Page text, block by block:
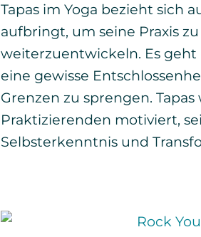
Tapas im Yoga bezieht sich
aufbringt, um seine Praxis
weiterzuentwickeln. Es geht
eine gewisse
Grenzen zu sprengen.
Praktizierenden motiviert,
Selbsterkenntnis und